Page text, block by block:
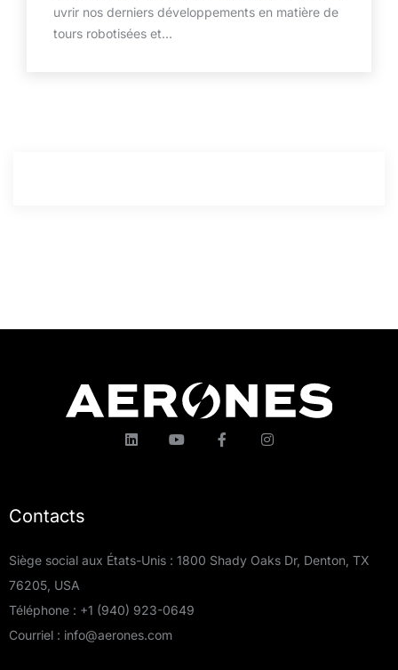
uvrir nos derniers développements en matière de
tours robotisées et...
Contacts
Siège social aux États-Unis : 1800 Shady Oaks Dr, Denton, TX
76205, USA
Téléphone : +1 (940) 923-0649
Courriel : info@aerones.com